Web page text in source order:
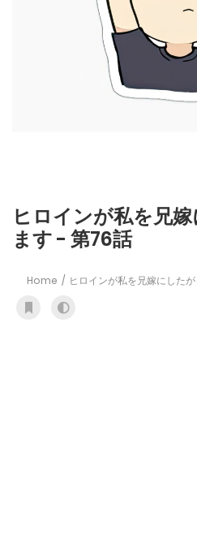
ヒロインが私を兄
ます - 第76話
Home ヒロインが私を兄嫁にした